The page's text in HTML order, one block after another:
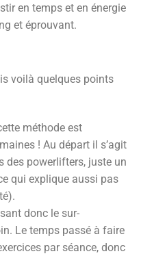
en temps et en énergie
et éprouvant.
voilà quelques points
méthode est
! Au départ il s’agit
des powerlifters, juste un
qui explique aussi pas
donc le sur-
Le temps passé à faire
par séance, donc